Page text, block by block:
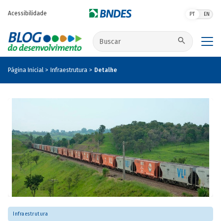
Acessibilidade PT EN
Buscar no site
Página Inicial Infraestrutura Detalhe
Infraestrutura